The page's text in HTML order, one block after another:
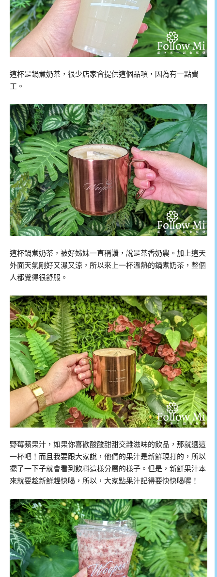
這杯是鍋煮奶茶，很少店家會提供這個品項，因為有一點費
工。
這杯鍋煮奶茶，被好姊妹一直稱讚，說是茶香奶農。加上這天
外面天氣剛好又濕又涼，所以來上一杯溫熱的鍋煮奶茶，整個
人都覺得很舒服。
野莓蘋果汁，如果你喜歡酸酸甜甜交雜滋味的飲品，那就選這
一杯吧！而且我要跟大家說，他們的果汁是新鮮現打的，所以
擺了一下子就會看到飲料這樣分層的樣子。但是，新鮮果汁本
來就要趁新鮮趕快喝，所以，大家點果汁記得要快快喝喔！